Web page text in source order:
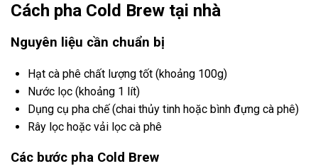
Cách pha Cold Brew tại nhà
Nguyên liệu cần chuẩn bị
Hạt cà phê chất lượng tốt (khoảng 100g)
Nước lọc (khoảng 1 lít)
Dụng cụ pha chế (chai thủy tinh hoặc bình đựng cà phê)
Rây lọc hoặc vải lọc cà phê
Các bước pha Cold Brew